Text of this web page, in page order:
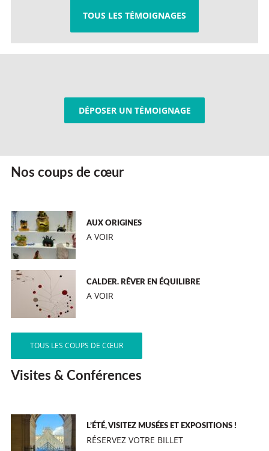
TOUS LES TÉMOIGNAGES
DÉPOSER UN TÉMOIGNAGE
Nos coups de cœur
AUX ORIGINES
A VOIR
CALDER. RÊVER EN ÉQUILIBRE
A VOIR
TOUS LES COUPS DE CŒUR
Visites & Conférences
L’ÉTÉ, VISITEZ MUSÉES ET EXPOSITIONS !
RÉSERVEZ VOTRE BILLET